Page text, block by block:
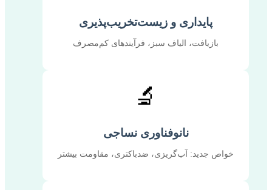
پایداری و زیست‌تخریب‌پذیری
بازیافت، الیاف سبز، فرآیندهای کم‌مصرف
🔬
نانوفناوری نساجی
خواص جدید: آب‌گریزی، ضدباکتری، مقاومت بیشتر